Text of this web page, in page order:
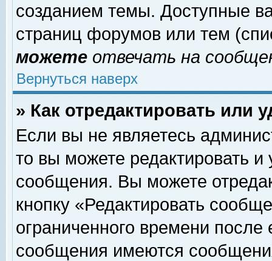
созданием темы. Доступные
страниц форумов или тем
можете отвечать на
Вернуться наверх
» Как отредактировать или
Если вы не являетесь
то вы можете редактировать и
сообщения. Вы можете
кнопку «Редактировать
ограниченного времени
сообщения имеются